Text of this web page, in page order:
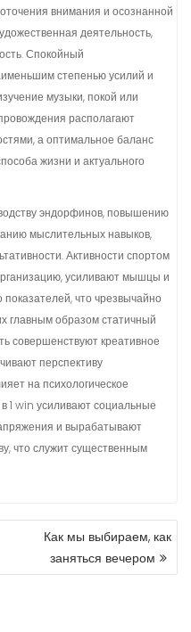
внимания и осознанной
деятельность,
Спокойный
степенью усилий и
музыки, покой или
располагают
а оптимальное баланс
жизни и актуального
эндорфинов, повышению
мыслительных навыков,
Активности спортом
усиливают мышцы и
что чрезвычайно
главным образом статичный
совершенствуют креативное
перспективу
на психологическое
1 win усиливают социальные
и вырабатывают
что служит существенным
Как мы выбираем, как
заняться вечером